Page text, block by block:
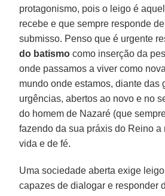
protagonismo, pois o leigo é
recebe e que sempre responde
submisso. Penso que é urgente
do batismo como inserção da
onde passamos a viver como
mundo onde estamos, diante das
urgências, abertos ao novo e no
do homem de Nazaré (que
fazendo da sua práxis do Reino a
vida e de fé.
Uma sociedade aberta exige
capazes de dialogar e responder